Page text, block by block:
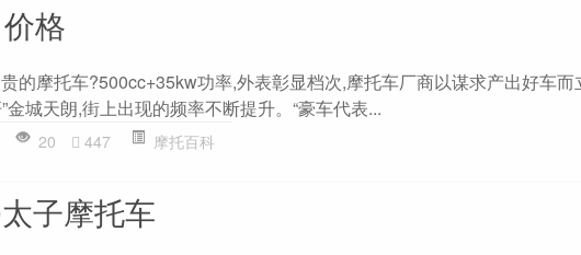
格
的摩托车?500cc+35kw功率,外表彰显档次,摩托车厂商以谋求产出好车而
金城天朗,街上出现的频率不断提升。“豪车代表...
20 447 摩托百科
子摩托车